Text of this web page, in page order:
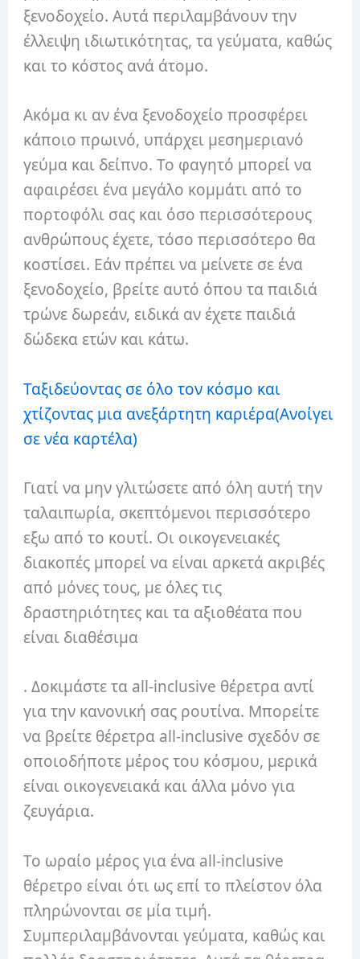
ξενοδοχείο. Αυτά περιλαμβάνουν την
έλλειψη ιδιωτικότητας, τα γεύματα, καθώς
και το κόστος ανά άτομο.
Ακόμα κι αν ένα ξενοδοχείο προσφέρει
κάποιο πρωινό, υπάρχει μεσημεριανό
γεύμα και δείπνο. Το φαγητό μπορεί να
αφαιρέσει ένα μεγάλο κομμάτι από το
πορτοφόλι σας και όσο περισσότερους
ανθρώπους έχετε, τόσο περισσότερο θα
κοστίσει. Εάν πρέπει να μείνετε σε ένα
ξενοδοχείο, βρείτε αυτό όπου τα παιδιά
τρώνε δωρεάν, ειδικά αν έχετε παιδιά
δώδεκα ετών και κάτω.
Ταξιδεύοντας σε όλο τον κόσμο και
χτίζοντας μια ανεξάρτητη καριέρα(Ανοίγει
σε νέα καρτέλα)
Γιατί να μην γλιτώσετε από όλη αυτή την
ταλαιπωρία, σκεπτόμενοι περισσότερο
εξω από το κουτί. Οι οικογενειακές
διακοπές μπορεί να είναι αρκετά ακριβές
από μόνες τους, με όλες τις
δραστηριότητες και τα αξιοθέατα που
είναι διαθέσιμα
. Δοκιμάστε τα all-inclusive θέρετρα αντί
για την κανονική σας ρουτίνα. Μπορείτε
να βρείτε θέρετρα all-inclusive σχεδόν σε
οποιοδήποτε μέρος του κόσμου, μερικά
είναι οικογενειακά και άλλα μόνο για
ζευγάρια.
Το ωραίο μέρος για ένα all-inclusive
θέρετρο είναι ότι ως επί το πλείστον όλα
πληρώνονται σε μία τιμή.
Συμπεριλαμβάνονται γεύματα, καθώς και